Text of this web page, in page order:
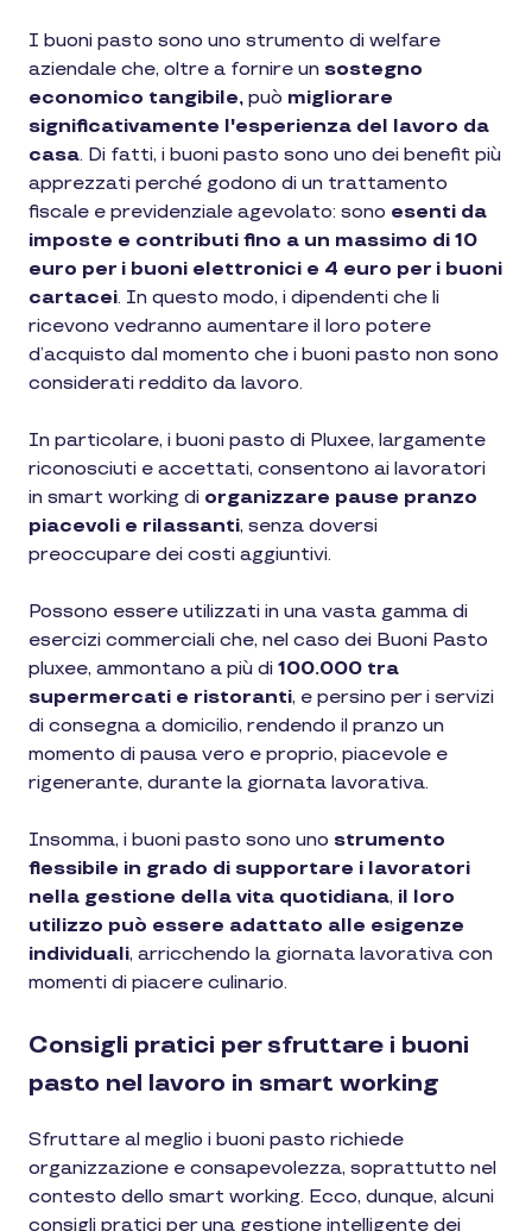
I buoni pasto sono uno strumento di welfare
aziendale che, oltre a fornire un sostegno
economico tangibile, può migliorare
significativamente l'esperienza del lavoro da
casa. Di fatti, i buoni pasto sono uno dei benefit più
apprezzati perché godono di un trattamento
fiscale e previdenziale agevolato: sono esenti da
imposte e contributi fino a un massimo di 10
euro per i buoni elettronici e 4 euro per i buoni
cartacei. In questo modo, i dipendenti che li
ricevono vedranno aumentare il loro potere
d’acquisto dal momento che i buoni pasto non sono
considerati reddito da lavoro.
In particolare, i buoni pasto di Pluxee, largamente
riconosciuti e accettati, consentono ai lavoratori
in smart working di organizzare pause pranzo
piacevoli e rilassanti, senza doversi
preoccupare dei costi aggiuntivi.
Possono essere utilizzati in una vasta gamma di
esercizi commerciali che, nel caso dei Buoni Pasto
pluxee, ammontano a più di 100.000 tra
supermercati e ristoranti, e persino per i servizi
di consegna a domicilio, rendendo il pranzo un
momento di pausa vero e proprio, piacevole e
rigenerante, durante la giornata lavorativa.
Insomma, i buoni pasto sono uno strumento
flessibile in grado di supportare i lavoratori
nella gestione della vita quotidiana, il loro
utilizzo può essere adattato alle esigenze
individuali, arricchendo la giornata lavorativa con
momenti di piacere culinario.
Consigli pratici per sfruttare i buoni
pasto nel lavoro in smart working
Sfruttare al meglio i buoni pasto richiede
organizzazione e consapevolezza, soprattutto nel
contesto dello smart working. Ecco, dunque, alcuni
consigli pratici per una gestione intelligente dei